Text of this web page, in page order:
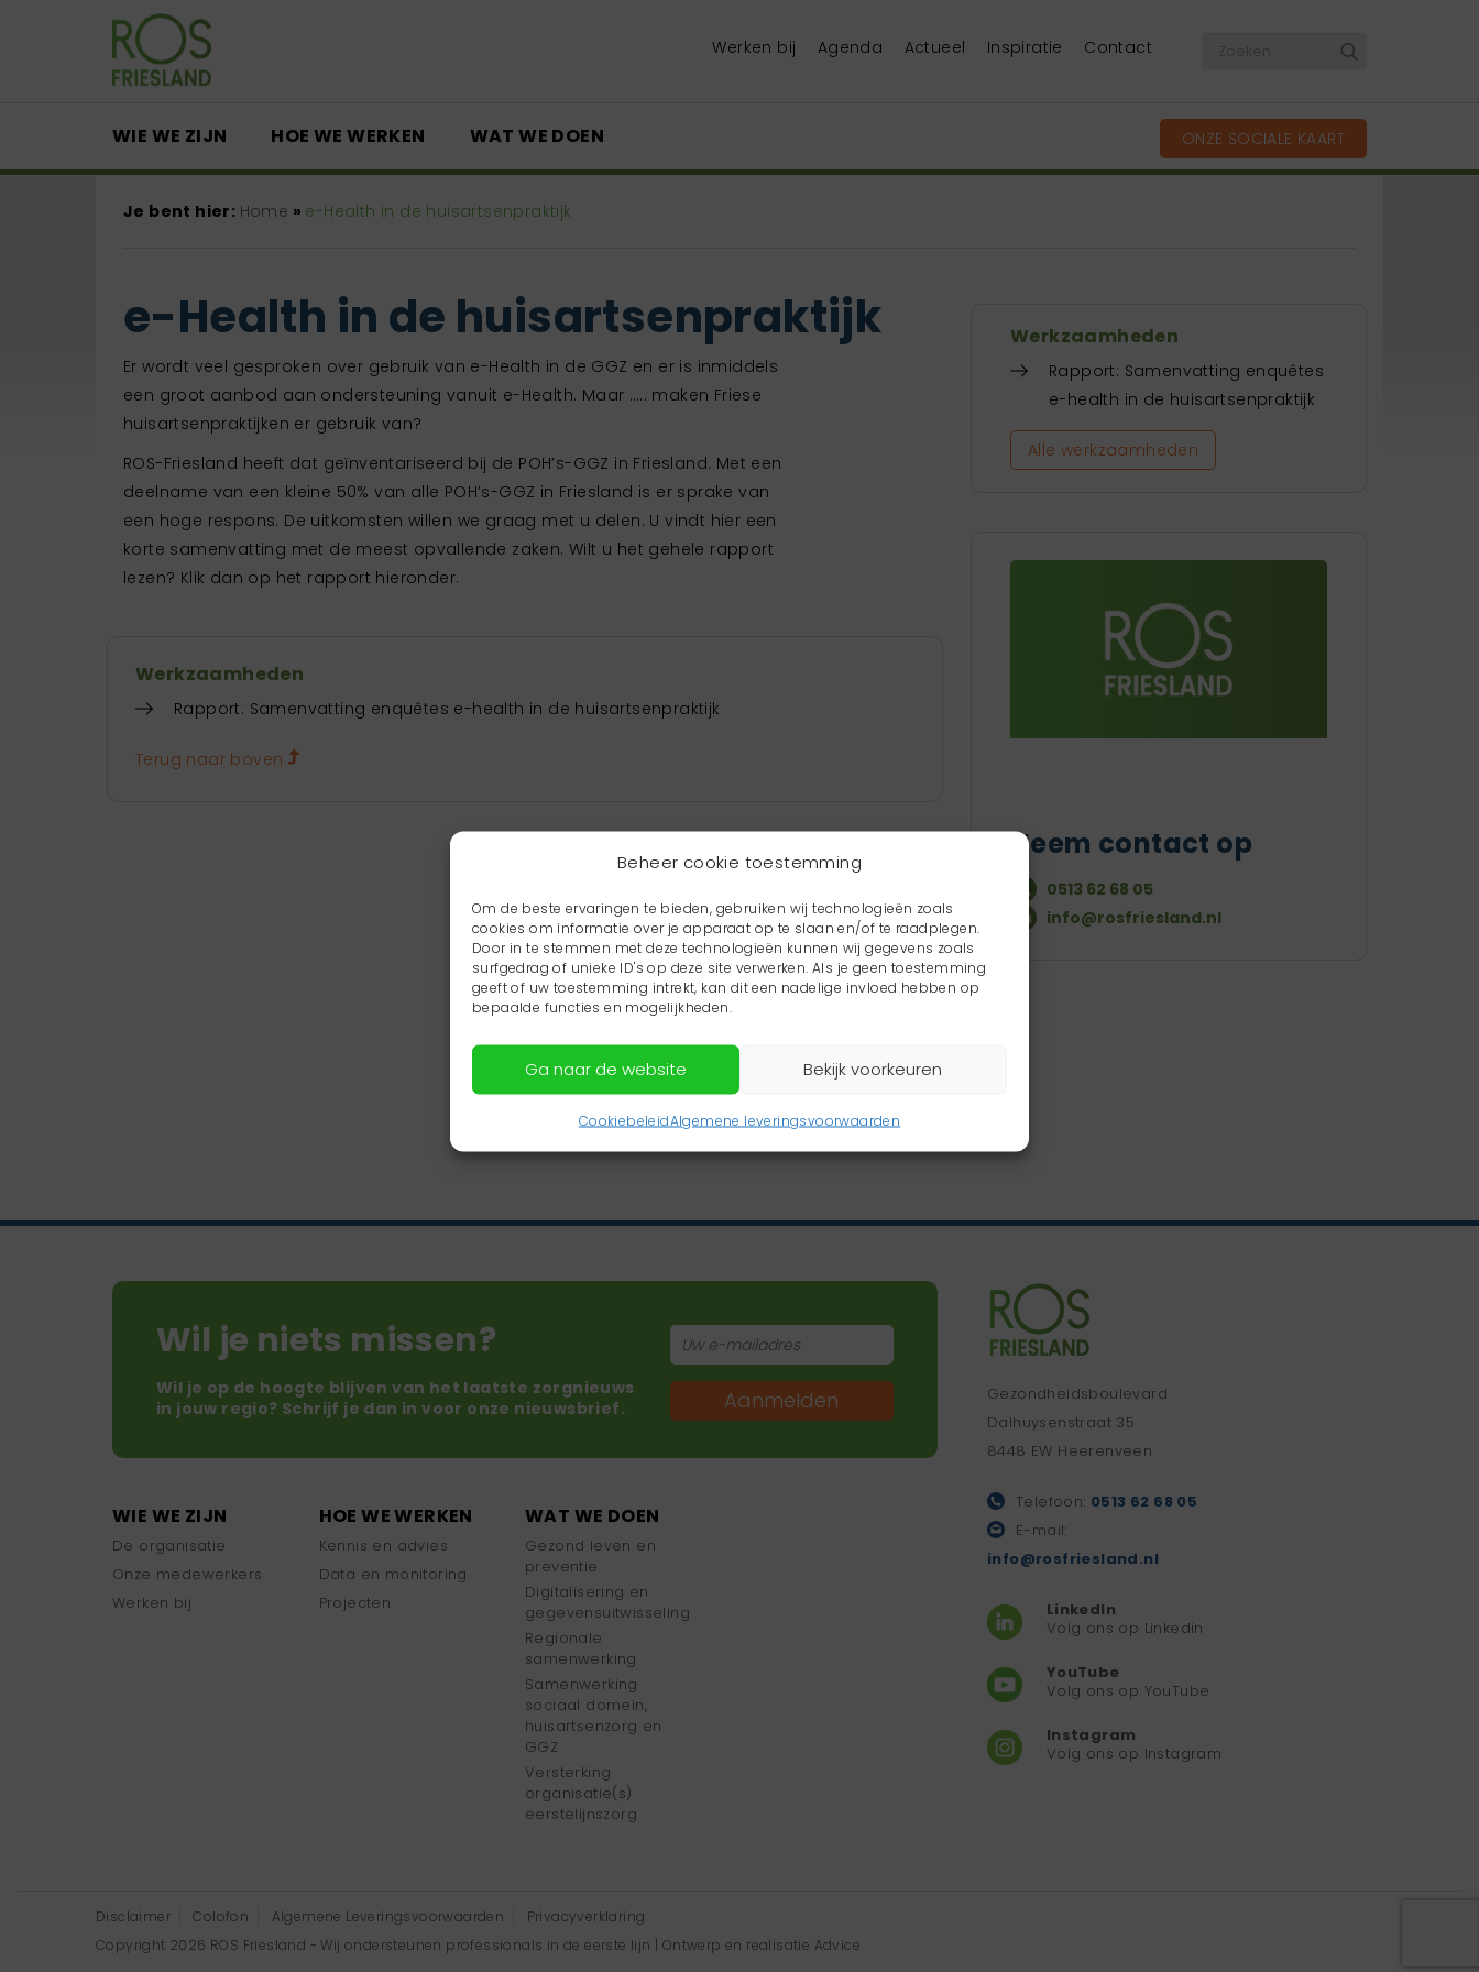
Beheer cookie toestemming
Om de beste ervaringen te bieden, gebruiken wij technologieën zoals
cookies om informatie over je apparaat op te slaan en/of te raadplegen.
Door in te stemmen met deze technologieën kunnen wij gegevens zoals
surfgedrag of unieke ID's op deze site verwerken. Als je geen toestemming
geeft of uw toestemming intrekt, kan dit een nadelige invloed hebben op
bepaalde functies en mogelijkheden.
Ga naar de website Bekijk voorkeuren
CookiebeleidAlgemene leveringsvoorwaarden
Werken bij Agenda Actueel Inspiratie Contact
WIE WE ZIJN HOE WE WERKEN WAT WE DOEN ONZE SOCIALE KAART
Je bent hier: Home » e-Health in de huisartsenpraktijk
e-Health in de huisartsenpraktijk
Er wordt veel gesproken over gebruik van e-Health in de GGZ en er is inmiddels
een groot aanbod aan ondersteuning vanuit e-Health. Maar ….. maken Friese
huisartsenpraktijken er gebruik van?
ROS-Friesland heeft dat geïnventariseerd bij de POH’s-GGZ in Friesland. Met een
deelname van een kleine 50% van alle POH’s-GGZ in Friesland is er sprake van
een hoge respons. De uitkomsten willen we graag met u delen. U vindt hier een
korte samenvatting met de meest opvallende zaken. Wilt u het gehele rapport
lezen? Klik dan op het rapport hieronder.
Werkzaamheden
Rapport: Samenvatting enquêtes e-health in de huisartsenpraktijk
Terug naar boven
Werkzaamheden
Rapport: Samenvatting enquêtes
e-health in de huisartsenpraktijk
Alle werkzaamheden
Neem contact op
0513 62 68 05
info@rosfriesland.nl
Wil je niets missen?
Wil je op de hoogte blijven van het laatste zorgnieuws
in jouw regio? Schrijf je dan in voor onze nieuwsbrief.
Aanmelden
WIE WE ZIJN
De organisatie
Onze medewerkers
Werken bij
HOE WE WERKEN
Kennis en advies
Data en monitoring
Projecten
WAT WE DOEN
Gezond leven en
preventie
Digitalisering en
gegevensuitwisseling
Regionale
samenwerking
Samenwerking
sociaal domein,
huisartsenzorg en
GGZ
Versterking
organisatie(s)
eerstelijnszorg
Gezondheidsboulevard
Dalhuysenstraat 35
8448 EW Heerenveen
Telefoon: 0513 62 68 05
E-mail:
info@rosfriesland.nl
LinkedIn
Volg ons op Linkedin
YouTube
Volg ons op YouTube
Instagram
Volg ons op Instagram
Disclaimer Colofon Algemene Leveringsvoorwaarden
Privacyverklaring
Copyright 2026 ROS Friesland - Wij ondersteunen professionals in de eerste lijn | Ontwerp en realisatie Advice